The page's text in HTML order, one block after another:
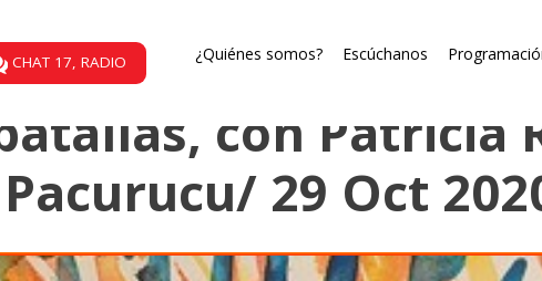
CHAT 17, RADIO
¿Quiénes somos?
Escúchanos
con Patricia
Pacurucu/ 29 Oct